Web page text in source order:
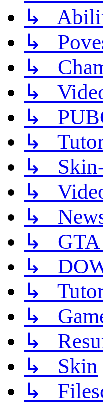
↳
↳
↳
↳
↳
↳
↳
↳
↳
↳ GTA
↳
↳
↳
↳
↳ Skin
↳